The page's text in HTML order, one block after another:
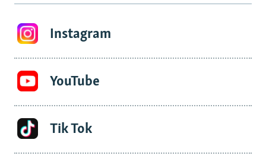
Instagram
YouTube
Tik Tok